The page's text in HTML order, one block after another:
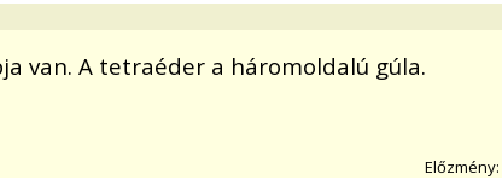
van. A tetraéder a háromoldalú gúla.
Előzmény: